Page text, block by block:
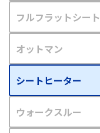
フルフラットシート
オットマン
シートヒーター
ウォークスルー